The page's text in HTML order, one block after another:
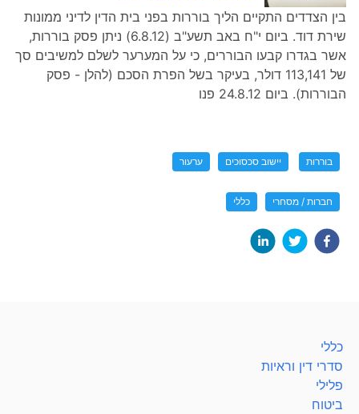
בין הצדדים התקיים הליך בוררות בפני בית הדין לדיני ממונות
שירת דוד. ביום י"ח באב תשע"ב (6.8.12) ניתן פסק בוררות,
אשר בגדרו קבעו הבוררים, כי על המערער לשלם למשיבים סך
של 113,141 דולר, בעיקר בשל הפרת הסכם (להלן - פסק
הבוררות). ביום 24.8.12 פנו
בוררות יישוב סכסוכים ערעור
חברות / מסחרי כללי
כללי
סדרי דין וראיות
פלילי
ביטוח